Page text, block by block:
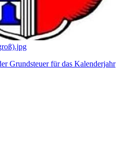
Grundsteuer für das Kalenderjahr